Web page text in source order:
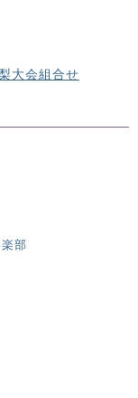
大会組合せ
部